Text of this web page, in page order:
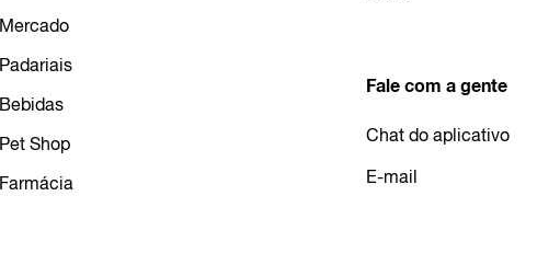
Mercado
Padariais
Bebidas
Pet Shop
Farmácia
Fale com a gente
Chat do aplicativo
E-mail